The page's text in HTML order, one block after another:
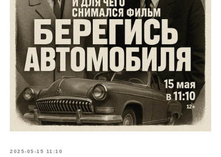
2025-05-15 11:10